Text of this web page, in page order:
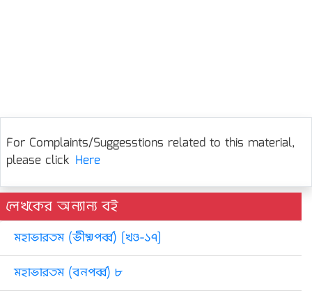
For Complaints/Suggesstions related to this material,
please click Here
লেখকের অন্যান্য বই
মহাভারতম (ভীষ্মপর্ব্ব) [খণ্ড-১৭]
মহাভারতম (বনপর্ব্ব) ৮